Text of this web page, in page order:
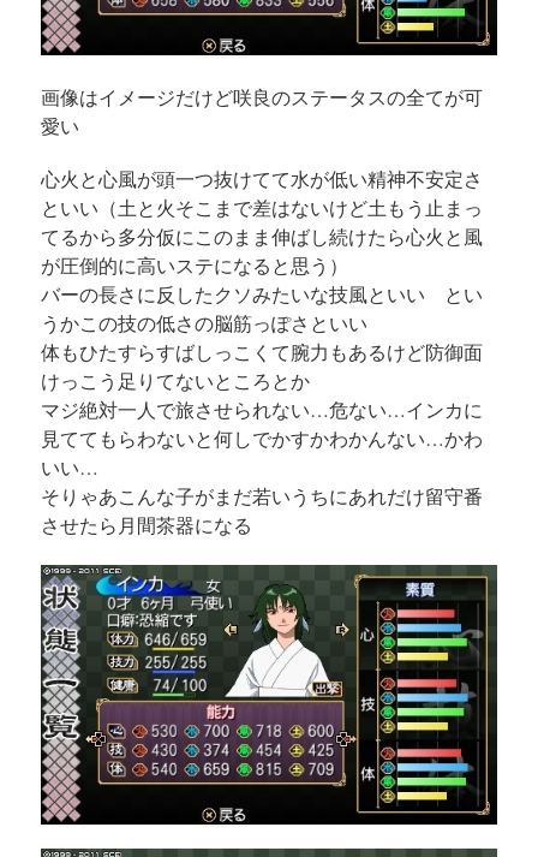
画像はイメージだけど咲良のステータスの全てが可
愛い
心火と心風が頭一つ抜けてて水が低い精神不安定さ
といい（土と火そこまで差はないけど土もう止まっ
てるから多分仮にこのまま伸ばし続けたら心火と風
が圧倒的に高いステになると思う）
バーの長さに反したクソみたいな技風といい とい
うかこの技の低さの脳筋っぽさといい
体もひたすらすばしっこくて腕力もあるけど防御面
けっこう足りてないところとか
マジ絶対一人で旅させられない…危ない…インカに
見ててもらわないと何しでかすかわかんない…かわ
いい…
そりゃあこんな子がまだ若いうちにあれだけ留守番
させたら月間茶器になる